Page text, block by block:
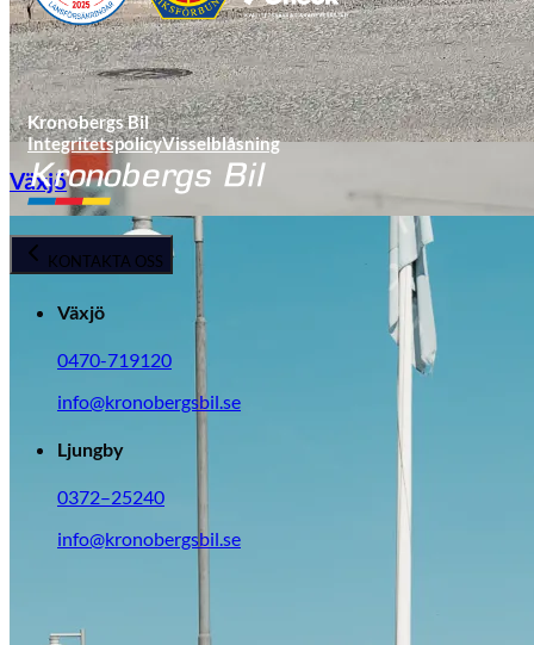
Citroën
Växjö
Kronobergs Bil
IntegritetspolicyVisselblåsning
KONTAKTA OSS
Växjö
0470-719120
info@kronobergsbil.se
Ljungby
0372–25240
info@kronobergsbil.se